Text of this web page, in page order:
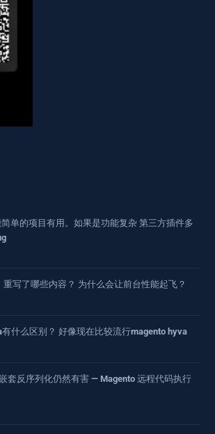
单的项目有用。如果是功能复杂 第三方插件多
写了哪些内容？ 为什么会让前台性能起飞？
什么区别？ 好像现在比较流行magento hyva
套反序列化仍然有害 — Magento 远程代码执行